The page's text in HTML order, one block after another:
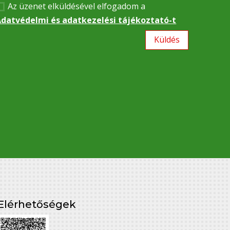
Az üzenet elküldésével elfogadom a
és adatkezelési tájékoztató-t
Küldés